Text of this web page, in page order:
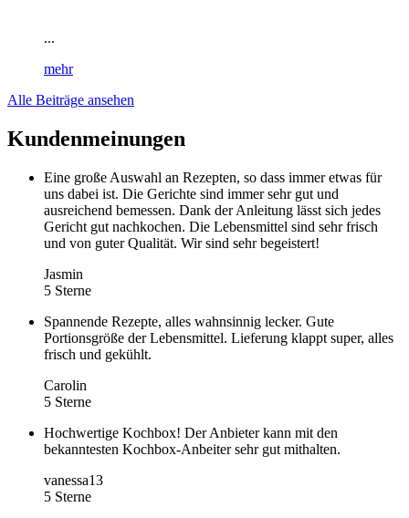
...
mehr
Alle Beiträge ansehen
Kundenmeinungen
Eine große Auswahl an Rezepten, so dass immer etwas für
uns dabei ist. Die Gerichte sind immer sehr gut und
ausreichend bemessen. Dank der Anleitung lässt sich jedes
Gericht gut nachkochen. Die Lebensmittel sind sehr frisch
und von guter Qualität. Wir sind sehr begeistert!
Jasmin
5 Sterne
Spannende Rezepte, alles wahnsinnig lecker. Gute
Portionsgröße der Lebensmittel. Lieferung klappt super, alles
frisch und gekühlt.
Carolin
5 Sterne
Hochwertige Kochbox! Der Anbieter kann mit den
bekanntesten Kochbox-Anbeiter sehr gut mithalten.
vanessa13
5 Sterne